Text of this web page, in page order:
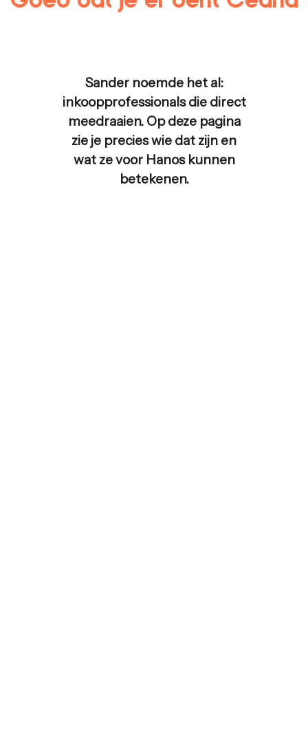
Sander noemde het al:
inkoopprofessionals die direct
meedraaien. Op deze pagina
zie je precies wie dat zijn en
wat ze voor Hanoskunnen
betekenen.